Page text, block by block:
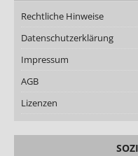
Rechtliche Hinweise
Datenschutzerklärung
Impressum
AGB
Lizenzen